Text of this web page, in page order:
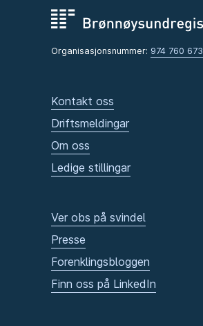
Organisasjonsnummer: 974 760 673
Kontakt oss
Driftsmeldingar
Om oss
Ledige stillingar
Ver obs på svindel
Presse
Forenklingsbloggen
Finn oss på LinkedIn